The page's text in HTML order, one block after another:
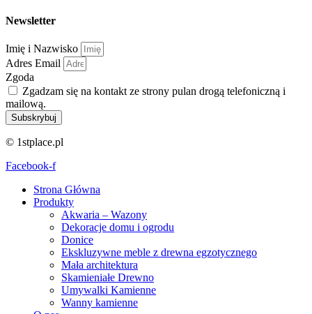
Newsletter
Imię i Nazwisko
Adres Email
Zgoda
Zgadzam się na kontakt ze strony pulan drogą telefoniczną i
mailową.
Subskrybuj
© 1stplace.pl
Facebook-f
Strona Główna
Produkty
Akwaria – Wazony
Dekoracje domu i ogrodu
Donice
Ekskluzywne meble z drewna egzotycznego
Mała architektura
Skamieniałe Drewno
Umywalki Kamienne
Wanny kamienne